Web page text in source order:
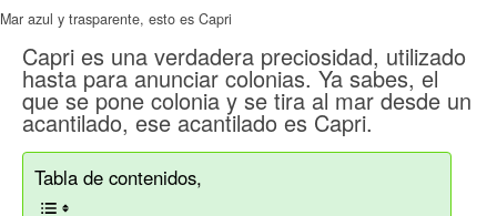
Mar azul y trasparente, esto es Capri
Capri es una verdadera preciosidad, utilizado
hasta para anunciar colonias. Ya sabes, el
que se pone colonia y se tira al mar desde un
acantilado, ese acantilado es Capri.
Tabla de contenidos,